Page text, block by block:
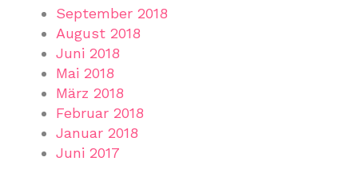
September 2018
August 2018
Juni 2018
Mai 2018
März 2018
Februar 2018
Januar 2018
Juni 2017